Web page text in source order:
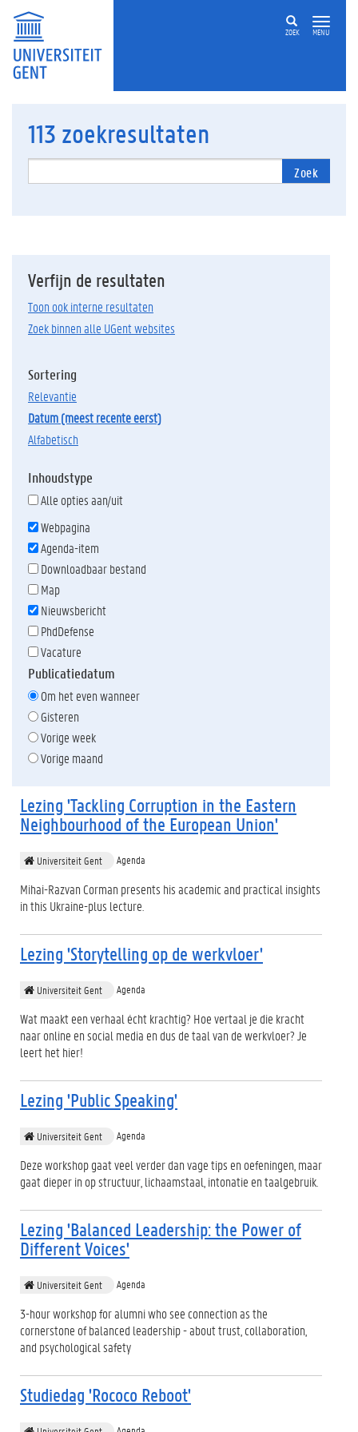
ZOEK MENU
113 zoekresultaten
Zoek
Verfijn de resultaten
Toon ook interne resultaten
Zoek binnen alle UGent websites
Sortering
relevantie
datum (meest recente eerst)
alfabetisch
Inhoudstype
Alle opties aan/uit
Webpagina
Agenda-item
Downloadbaar bestand
Map
Nieuwsbericht
PhdDefense
Vacature
Publicatiedatum
Om het even wanneer
Gisteren
Vorige week
Vorige maand
Lezing 'Tackling Corruption in the Eastern
Neighbourhood of the European Union'
Universiteit Gent Agenda
Mihai-Razvan Corman presents his academic and practical insights
in this Ukraine-plus lecture.
Lezing 'Storytelling op de werkvloer'
Universiteit Gent Agenda
Wat maakt een verhaal écht krachtig? Hoe vertaal je die kracht
naar online en social media en dus de taal van de werkvloer? Je
leert het hier!
Lezing 'Public Speaking'
Universiteit Gent Agenda
Deze workshop gaat veel verder dan vage tips en oefeningen, maar
gaat dieper in op structuur, lichaamstaal, intonatie en taalgebruik.
Lezing 'Balanced Leadership: the Power of
Different Voices'
Universiteit Gent Agenda
3-hour workshop for alumni who see connection as the
cornerstone of balanced leadership - about trust, collaboration,
and psychological safety
Studiedag 'Rococo Reboot'